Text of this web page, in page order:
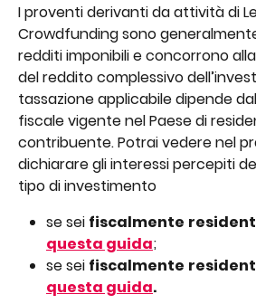
I proventi derivanti da attività di
Crowdfunding sono
redditi imponibili e concorrono
del reddito complessivo
tassazione applicabile dipende
fiscale vigente nel Paese di
contribuente. Potrai vedere nel
dichiarare gli interessi percepiti
tipo di investimento
se sei fiscalmente
questa guida;
se sei fiscalmente
questa guida.